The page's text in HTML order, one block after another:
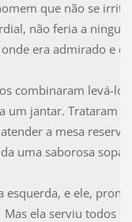
que não se
não feria a
era admirado e
combinaram levá-lo
um jantar. Trataram
a mesa
uma saborosa
esquerda, e ele,
ela serviu todos